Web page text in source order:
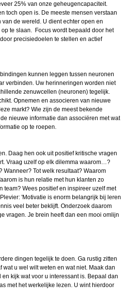
25% van onze geheugencapaciteit.
toch open is. De meeste mensen verstaan
de wereld. U dient echter open en
te slaan. Focus wordt bepaald door het
precisiedoelen te stellen en actief
kunnen leggen tussen neuronen
verbinden. Uw herinneringen worden niet
zenuwcellen (neuronen) tegelijk.
Opnemen en associeren van nieuwe
markt? Wie zijn de meest bekende
nieuwe informatie dan associëren met wat
op te roepen.
Daag hen ook uit positief kritische vragen
Vraag uzelf op elk dilemma waarom…?
Wanneer? Tot welk resultaat? Waarom
is hun relatie met hun klanten zo
team? Wees positief en inspireer uzelf met
'Motivatie is enorm belangrijk bij leren
veel beter beklijft. Onderzoek daarom
vragen. Je brein heeft dan een mooi omlijn
dingen tegelijk te doen. Ga rustig zitten
u wel wilt weten en wat niet. Maak dan
kijk wat voor u interessant is. Bepaal dan
met het werkelijke lezen. U wint hierdoor